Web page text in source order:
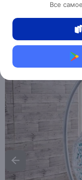
Все
Магазин
Артикул: